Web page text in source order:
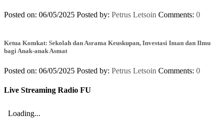
Posted on: 06/05/2025 Posted by: Petrus Letsoin Comments: 0
Ketua Komkat: Sekolah dan Asrama Keuskupan, Investasi Iman dan Ilmu
bagi Anak-anak Asmat
Posted on: 06/05/2025 Posted by: Petrus Letsoin Comments: 0
Live Streaming Radio FU